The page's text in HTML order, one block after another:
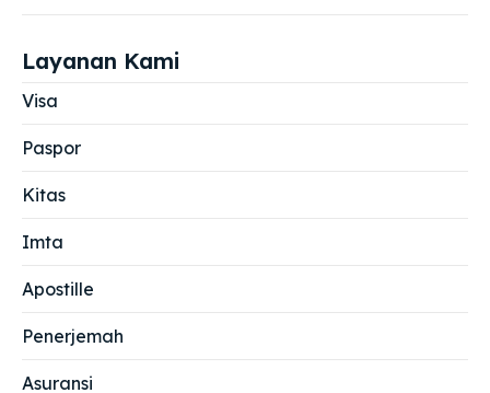
Layanan Kami
Visa
Paspor
Kitas
Imta
Apostille
Penerjemah
Asuransi